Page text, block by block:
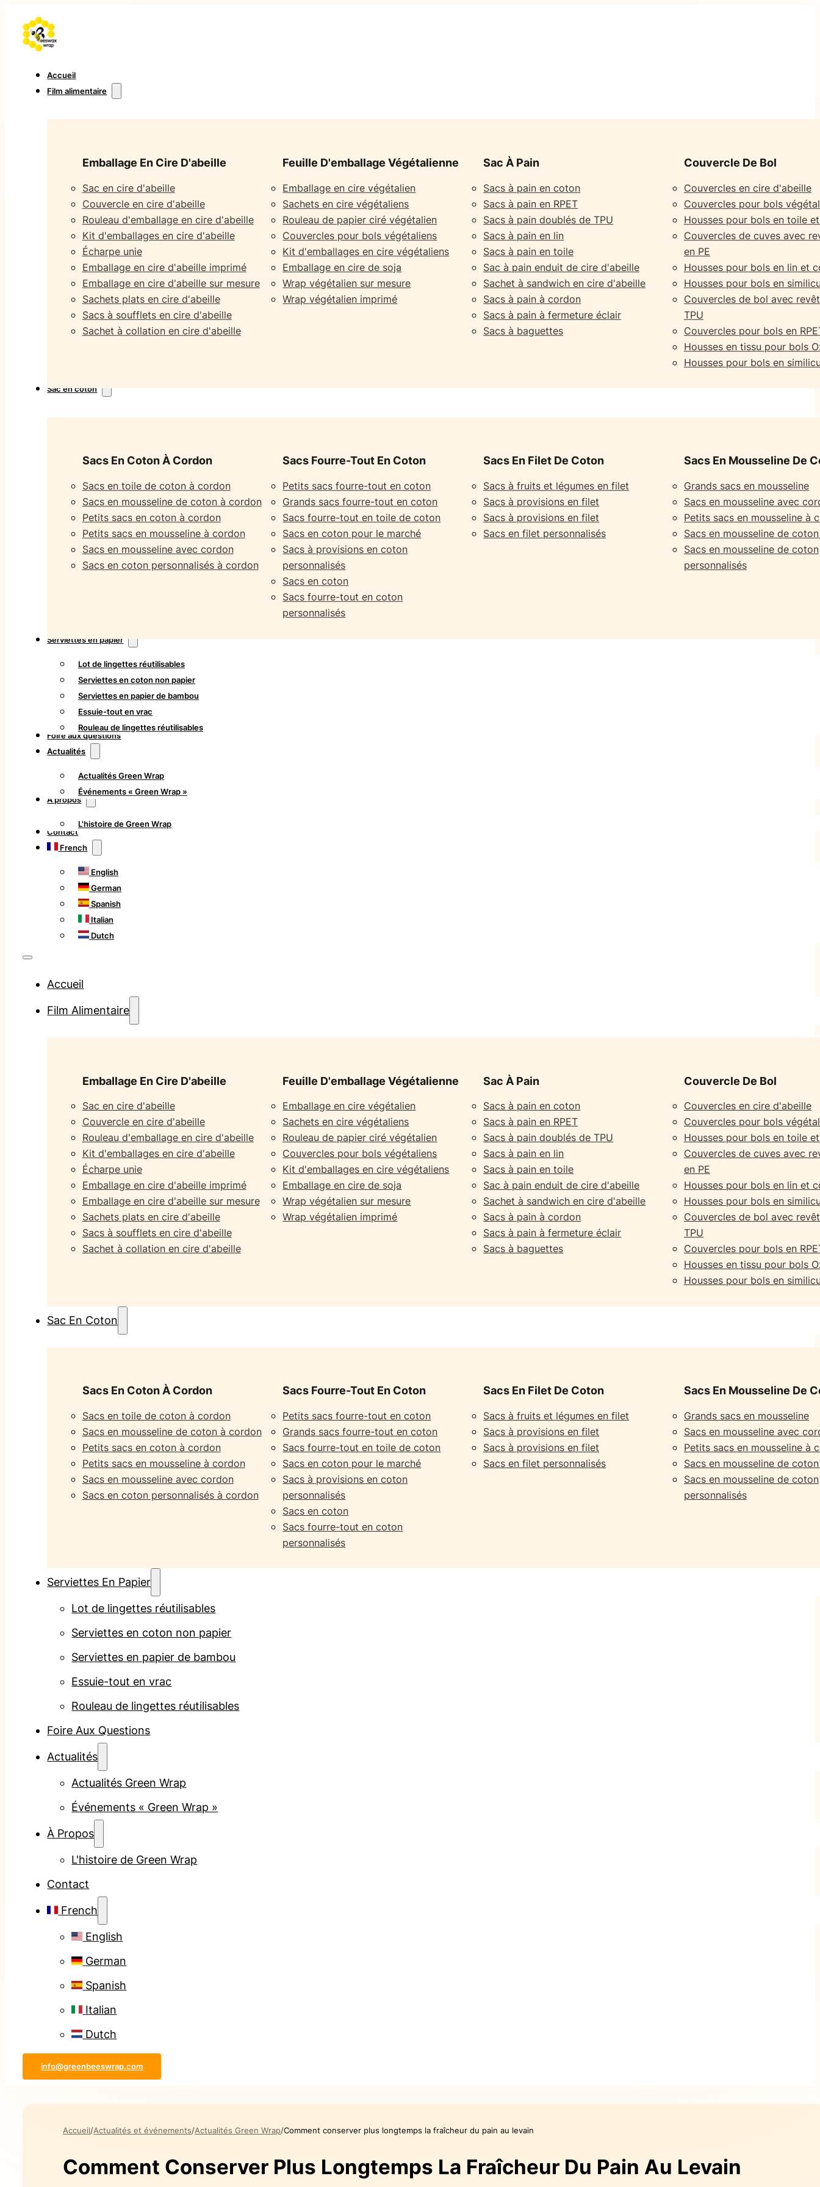
Accueil
Film alimentaire
Emballage En Cire D'abeille
Sac en cire d'abeille
Couvercle en cire d'abeille
Rouleau d'emballage en cire d'abeille
Kit d'emballages en cire d'abeille
Écharpe unie
Emballage en cire d'abeille imprimé
Emballage en cire d'abeille sur mesure
Sachets plats en cire d'abeille
Sacs à soufflets en cire d'abeille
Sachet à collation en cire d'abeille
Feuille D'emballage Végétalienne
Emballage en cire végétalien
Sachets en cire végétaliens
Rouleau de papier ciré végétalien
Couvercles pour bols végétaliens
Kit d'emballages en cire végétaliens
Emballage en cire de soja
Wrap végétalien sur mesure
Wrap végétalien imprimé
Sac À Pain
Sacs à pain en coton
Sacs à pain en RPET
Sacs à pain doublés de TPU
Sacs à pain en lin
Sacs à pain en toile
Sac à pain enduit de cire d'abeille
Sachet à sandwich en cire d'abeille
Sacs à pain à cordon
Sacs à pain à fermeture éclair
Sacs à baguettes
Couvercle De Bol
Couvercles en cire d'abeille
Couvercles pour bols
Housses pour bols en toile
Couvercles de cuves avec
en PE
Housses pour bols en lin et
Housses pour bols en
Couvercles de bol avec
TPU
Couvercles pour bols en
Housses en tissu pour bols
Housses pour bols en
Sac en coton
Sacs En Coton À Cordon
Sacs en toile de coton à cordon
Sacs en mousseline de coton à cordon
Petits sacs en coton à cordon
Petits sacs en mousseline à cordon
Sacs en mousseline avec cordon
Sacs en coton personnalisés à cordon
Sacs Fourre-Tout En Coton
Petits sacs fourre-tout en coton
Grands sacs fourre-tout en coton
Sacs fourre-tout en toile de coton
Sacs en coton pour le marché
Sacs à provisions en coton
personnalisés
Sacs en coton
Sacs fourre-tout en coton
personnalisés
Sacs En Filet De Coton
Sacs à fruits et légumes en filet
Sacs à provisions en filet
Sacs à provisions en filet
Sacs en filet personnalisés
Sacs En Mousseline De
Grands sacs en mousseline
Sacs en mousseline avec
Petits sacs en mousseline à
Sacs en mousseline de
Sacs en mousseline de coton
personnalisés
Serviettes en papier
Lot de lingettes réutilisables
Serviettes en coton non papier
Serviettes en papier de bambou
Essuie-tout en vrac
Rouleau de lingettes réutilisables
Foire aux questions
Actualités
Actualités Green Wrap
Événements « Green Wrap »
À propos
L'histoire de Green Wrap
Contact
French
English
German
Spanish
Italian
Dutch
Accueil
Film Alimentaire
Emballage En Cire D'abeille
Sac en cire d'abeille
Couvercle en cire d'abeille
Rouleau d'emballage en cire d'abeille
Kit d'emballages en cire d'abeille
Écharpe unie
Emballage en cire d'abeille imprimé
Emballage en cire d'abeille sur mesure
Sachets plats en cire d'abeille
Sacs à soufflets en cire d'abeille
Sachet à collation en cire d'abeille
Feuille D'emballage Végétalienne
Emballage en cire végétalien
Sachets en cire végétaliens
Rouleau de papier ciré végétalien
Couvercles pour bols végétaliens
Kit d'emballages en cire végétaliens
Emballage en cire de soja
Wrap végétalien sur mesure
Wrap végétalien imprimé
Sac À Pain
Sacs à pain en coton
Sacs à pain en RPET
Sacs à pain doublés de TPU
Sacs à pain en lin
Sacs à pain en toile
Sac à pain enduit de cire d'abeille
Sachet à sandwich en cire d'abeille
Sacs à pain à cordon
Sacs à pain à fermeture éclair
Sacs à baguettes
Couvercle De Bol
Couvercles en cire d'abeille
Couvercles pour bols
Housses pour bols en toile
Couvercles de cuves avec
en PE
Housses pour bols en lin et
Housses pour bols en
Couvercles de bol avec
TPU
Couvercles pour bols en
Housses en tissu pour bols
Housses pour bols en
Sac En Coton
Sacs En Coton À Cordon
Sacs en toile de coton à cordon
Sacs en mousseline de coton à cordon
Petits sacs en coton à cordon
Petits sacs en mousseline à cordon
Sacs en mousseline avec cordon
Sacs en coton personnalisés à cordon
Sacs Fourre-Tout En Coton
Petits sacs fourre-tout en coton
Grands sacs fourre-tout en coton
Sacs fourre-tout en toile de coton
Sacs en coton pour le marché
Sacs à provisions en coton
personnalisés
Sacs en coton
Sacs fourre-tout en coton
personnalisés
Sacs En Filet De Coton
Sacs à fruits et légumes en filet
Sacs à provisions en filet
Sacs à provisions en filet
Sacs en filet personnalisés
Sacs En Mousseline De
Grands sacs en mousseline
Sacs en mousseline avec
Petits sacs en mousseline à
Sacs en mousseline de
Sacs en mousseline de coton
personnalisés
Serviettes En Papier
Lot de lingettes réutilisables
Serviettes en coton non papier
Serviettes en papier de bambou
Essuie-tout en vrac
Rouleau de lingettes réutilisables
Foire Aux Questions
Actualités
Actualités Green Wrap
Événements « Green Wrap »
À Propos
L'histoire de Green Wrap
Contact
French
English
German
Spanish
Italian
Dutch
info@greenbeeswrap.com
Accueil Actualités et événements Actualités Green Wrap Comment conserver plus longtemps la fraîcheur du pain au levain
Comment Conserver Plus Longtemps La Fraîcheur Du Pain Au Levain